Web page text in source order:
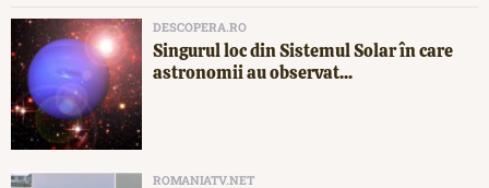
DESCOPERA.RO
Singurul loc din Sistemul Solar în care
astronomii au observat...
ROMANIATV.NET